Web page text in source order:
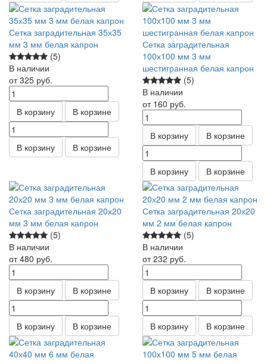
Сетка заградительная 35х35
мм 3 мм белая капрон
(5)
В наличии
от 325 руб.
В корзину В корзине
В корзину В корзине
Сетка заградительная
100х100 мм 3 мм
шестигранная белая капрон
(5)
В наличии
от 160 руб.
В корзину В корзине
В корзину В корзине
Сетка заградительная 20х20
мм 3 мм белая капрон
(5)
В наличии
от 480 руб.
В корзину В корзине
В корзину В корзине
Сетка заградительная 20х20
мм 2 мм белая капрон
(5)
В наличии
от 232 руб.
В корзину В корзине
В корзину В корзине